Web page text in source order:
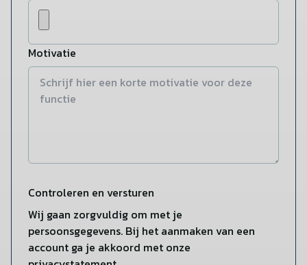
Motivatie
Controleren en versturen
Wij gaan zorgvuldig om met je
persoonsgegevens. Bij het aanmaken van een
account ga je akkoord met onze